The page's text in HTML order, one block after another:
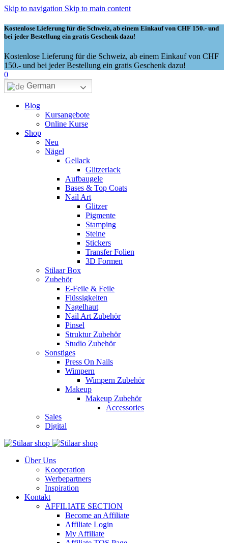
Skip to navigation Skip to main content
Kostenlose Lieferung für die Schweiz, ab einem Einkauf von CHF 150.- und
bei jeder Bestellung ein gratis Geschenk dazu!
Kostenlose Lieferung für die Schweiz, ab einem Einkauf von CHF
150.- und bei jeder Bestellung ein gratis Geschenk dazu!
0
German
Blog
Kursangebote
Online Kurse
Shop
Neu
Nägel
Gellack
Glitzerlack
Aufbaugele
Bases & Top Coats
Nail Art
Glitzer
Pigmente
Stamping
Steine
Stickers
Transfer Folien
3D Formen
Stilaar Box
Zubehör
E-Feile & Feile
Flüssigkeiten
Nagelhaut
Nail Art Zubehör
Pinsel
Struktur Zubehör
Studio Zubehör
Sonstiges
Press On Nails
Wimpern
Wimpern Zubehör
Makeup
Makeup Zubehör
Accessories
Sales
Digital
Über Uns
Kooperation
Werbepartners
Inspiration
Kontakt
AFFILIATE SECTION
Become an Affiliate
Affiliate Login
My Affiliate